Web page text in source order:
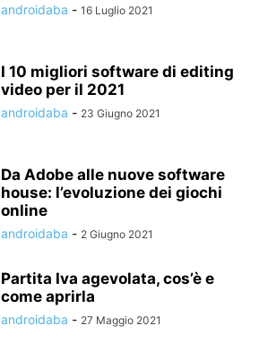
androidaba - 16 Luglio 2021
I 10 migliori software di editing
video per il 2021
androidaba - 23 Giugno 2021
Da Adobe alle nuove software
house: l’evoluzione dei giochi
online
androidaba - 2 Giugno 2021
Partita Iva agevolata, cos’è e
come aprirla
androidaba - 27 Maggio 2021